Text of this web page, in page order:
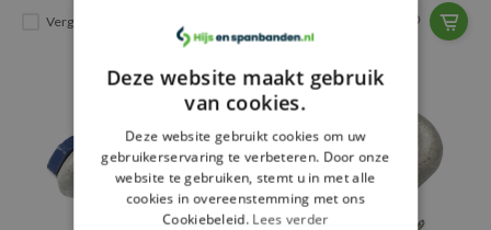
Vergelijk
Deze website maakt gebruik
van cookies.
Deze website gebruikt cookies om uw
gebruikerservaring te verbeteren. Door onze
website te gebruiken, stemt u in met alle
cookies in overeenstemming met ons
Cookiebeleid. Lees verder